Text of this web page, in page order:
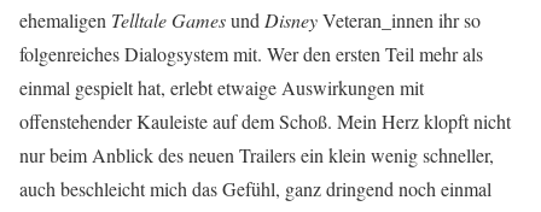
ehemaligen Telltale Gamesund DisneyVeteran_innen ihr so
folgenreiches Dialogsystem mit. Wer den ersten Teil mehr als
einmal gespielt hat, erlebt etwaige Auswirkungen mit
offenstehender Kauleiste auf dem Schoß. Mein Herz klopft nicht
nur beim Anblick des neuen Trailers ein klein wenig schneller,
auch beschleicht mich das Gefühl, ganz dringend noch einmal